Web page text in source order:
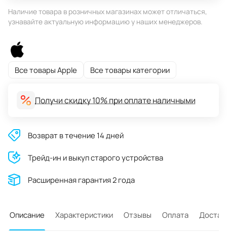
Наличие товара в розничных магазинах может отличаться,
узнавайте актуальную информацию у наших менеджеров.
Все товары Apple Все товары категории
Получи скидку 10% при оплате наличными
Возврат в течение 14 дней
Трейд-ин и выкуп старого устройства
Расширенная гарантия 2 года
Описание Характеристики Отзывы Оплата